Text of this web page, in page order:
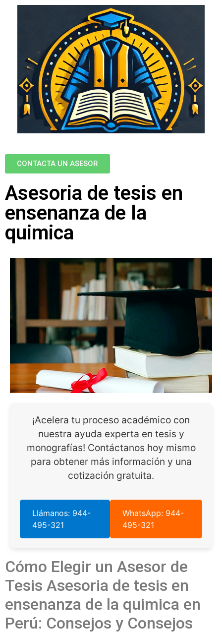
CONTACTA UN ASESOR
Asesoria de tesis en
ensenanza de la
quimica
¡Acelera tu proceso académico con
nuestra ayuda experta en tesis y
monografías! Contáctanos hoy mismo
para obtener más información y una
cotización gratuita.
Llámanos: 944-
495-321
WhatsApp: 944-
495-321
Cómo Elegir un Asesor de
Tesis Asesoria de tesis en
ensenanza de la quimica en
Perú: Consejos y Consejos